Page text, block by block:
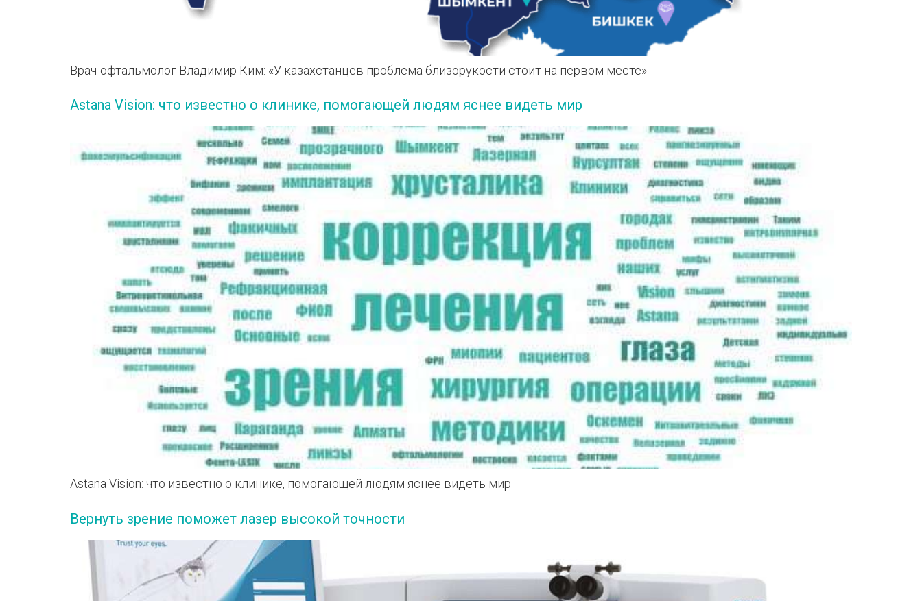
Врач-офтальмолог Владимир Ким: «У казахстанцев проблема близорукости стоит на первом месте»
Astana Vision: что известно о клинике, помогающей людям яснее видеть мир
Astana Vision: что известно о клинике, помогающей людям яснее видеть мир
Вернуть зрение поможет лазер высокой точности